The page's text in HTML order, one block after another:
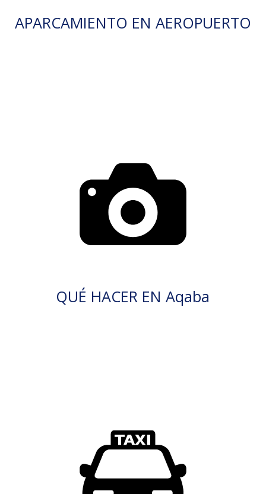
APARCAMIENTO EN AEROPUERTO
QUÉ HACER EN Aqaba